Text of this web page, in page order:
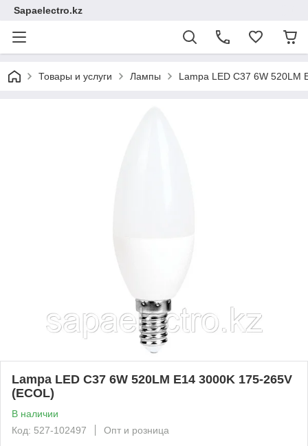
Sapaelectro.kz
Товары и услуги Лампы Lampa LED C37 6W 520LM
Lampa LED C37 6W 520LM E14 3000K 175-265V
(ECOL)
В наличии
Код: 527-102497
Опт и розница